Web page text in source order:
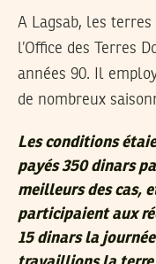
A Lagsab, les
l’Office des Terres
années 90. Il
de nombreux
Les conditions
payés 350 dinars
meilleurs des cas,
participaient aux
15 dinars la